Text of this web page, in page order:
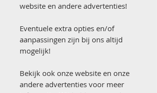
website en andere advertenties!
Eventuele extra opties en/of
aanpassingen zijn bij ons altijd
mogelijk!
Bekijk ook onze website en onze
andere advertenties voor meer